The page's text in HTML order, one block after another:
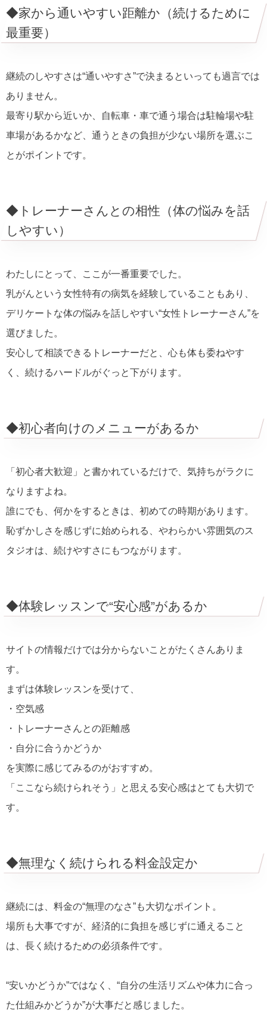
◆家から通いやすい距離か（続けるために
最重要）
継続のしやすさは“通いやすさ”で決まるといっても過言では
ありません。
最寄り駅から近いか、自転車・車で通う場合は駐輪場や駐
車場があるかなど、通うときの負担が少ない場所を選ぶこ
とがポイントです。
◆トレーナーさんとの相性（体の悩みを話
しやすい）
わたしにとって、ここが一番重要でした。
乳がんという女性特有の病気を経験していることもあり、
デリケートな体の悩みを話しやすい“女性トレーナーさん”を
選びました。
安心して相談できるトレーナーだと、心も体も委ねやす
く、続けるハードルがぐっと下がります。
◆初心者向けのメニューがあるか
「初心者大歓迎」と書かれているだけで、気持ちがラクに
なりますよね。
誰にでも、何かをするときは、初めての時期があります。
恥ずかしさを感じずに始められる、やわらかい雰囲気のス
タジオは、続けやすさにもつながります。
◆体験レッスンで“安心感”があるか
サイトの情報だけでは分からないことがたくさんありま
す。
まずは体験レッスンを受けて、
・空気感
・トレーナーさんとの距離感
・自分に合うかどうか
を実際に感じてみるのがおすすめ。
「ここなら続けられそう」と思える安心感はとても大切で
す。
◆無理なく続けられる料金設定か
継続には、料金の“無理のなさ”も大切なポイント。
場所も大事ですが、経済的に負担を感じずに通えること
は、長く続けるための必須条件です。
“安いかどうか”ではなく、“自分の生活リズムや体力に合っ
た仕組みかどうか”が大事だと感じました。